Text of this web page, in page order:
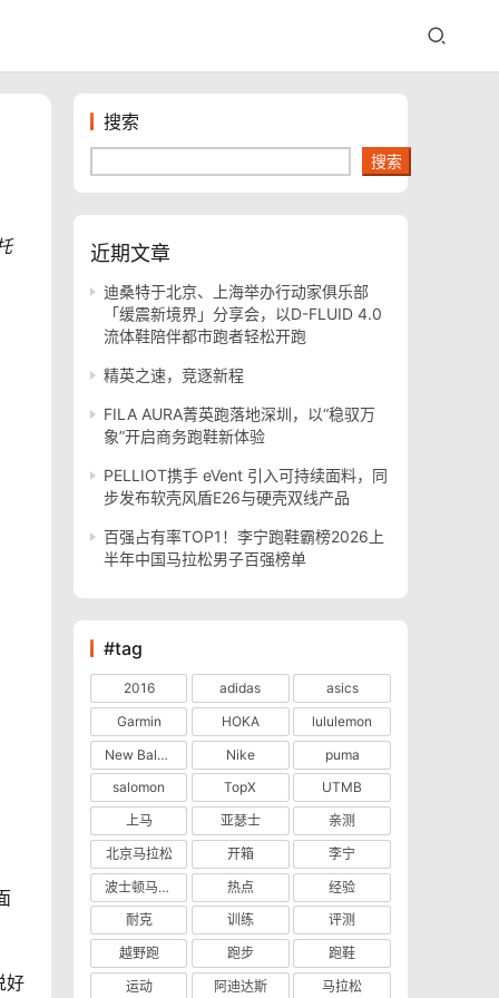
好
搜索
搜索
近期文章
迪桑特于北京、上海举办行动家俱乐部
「缓震新境界」分享会，以D-FLUID 4.0
流体鞋陪伴都市跑者轻松开跑
精英之速，竞逐新程
FILA AURA菁英跑落地深圳，以“稳驭万
象”开启商务跑鞋新体验
PELLIOT携手 eVent 引入可持续面料，同
步发布软壳风盾E26与硬壳双线产品
百强占有率TOP1！李宁跑鞋霸榜2026上
半年中国马拉松男子百强榜单
#tag
2016 adidas
asics
Garmin
HOKA
lululemon
New Balance
Nike
puma
salomon
TopX
UTMB
上马
亚瑟士
亲测
北京马拉松
开箱
李宁
波士顿马拉松
热点
经验
耐克
训练
评测
越野跑
跑步
跑鞋
运动
阿迪达斯 马拉松